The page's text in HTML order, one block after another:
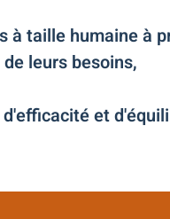
à taille humaine à
leurs besoins,
et